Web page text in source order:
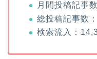
月間投稿記事
総投稿記事数
検索流入：